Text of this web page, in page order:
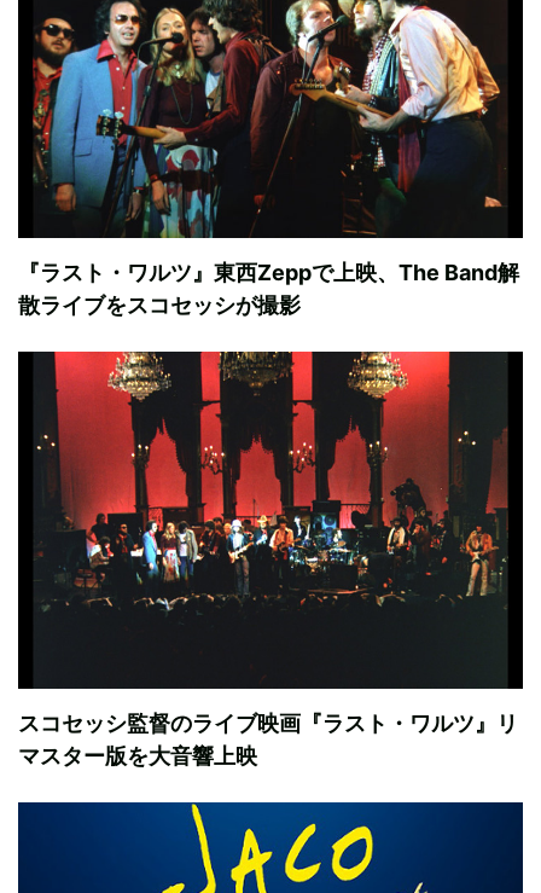
『ラスト・ワルツ』東西Zeppで上映、The Band解
散ライブをスコセッシが撮影
スコセッシ監督のライブ映画『ラスト・ワルツ』リ
マスター版を大音響上映